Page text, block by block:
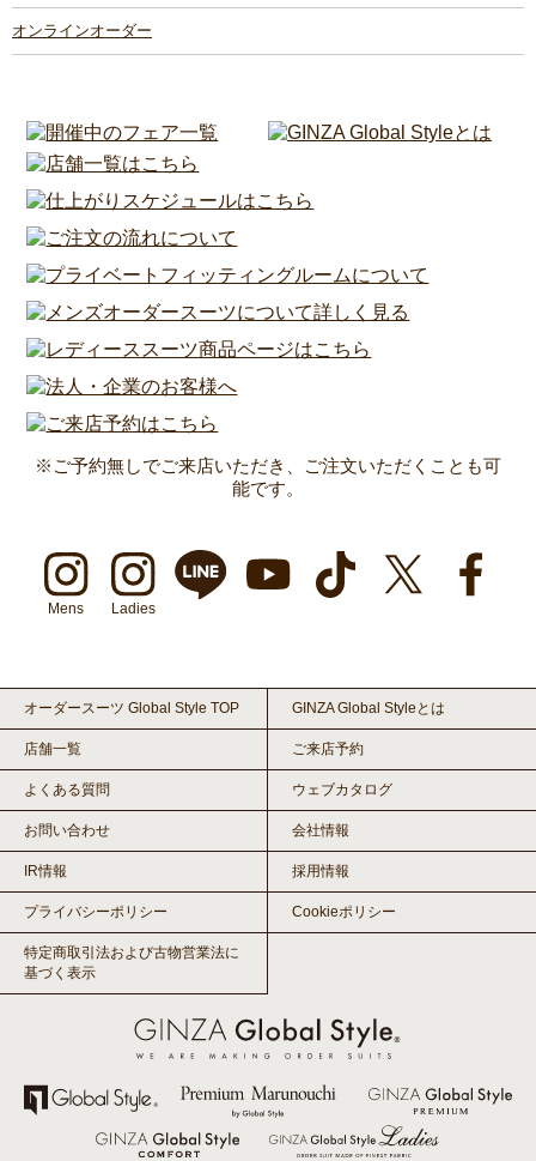
オンラインオーダー
※ご予約無しでご来店いただき、ご注文いただくことも可
能です。
Mens Ladies
オーダースーツ Global Style TOP GINZA Global Styleとは
店舗一覧 ご来店予約
よくある質問 ウェブカタログ
お問い合わせ 会社情報
IR情報 採用情報
プライバシーポリシー Cookieポリシー
特定商取引法および古物営業法に
基づく表示